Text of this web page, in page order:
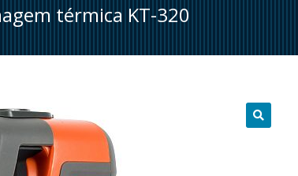
térmica KT-320